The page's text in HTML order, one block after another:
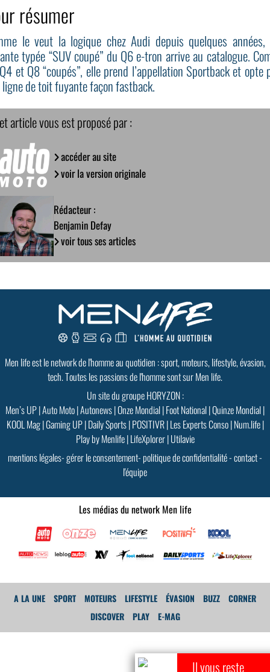
résumer
le veut la logique chez Audi depuis quelques années,
typée “SUV coupé” du Q6 e-tron arrive au catalogue.
et Q8 “coupés”, elle prend l’appellation Sportback et opte
de toit fuyante façon fastback.
article vous est proposé par :
accéder au site
voir la version originale
Rédacteur :
Benjamin Defay
voir tous ses articles
Il vous reste
Men life est le network de l'homme au quotidien : sport, moteurs, lifestyle, évasion,
tech. Toutes les passions de l'homme sont sur Men life.
Un site du groupe HORYZON :
Men’s UP|Auto Moto|Autonews|Onze Mondial|Foot National|Quinze Mondial|
KOOL Mag|Gaming UP|Daily Sports|POSITIVR|Les Experts Conso|Num.life|
Play by Menlife|LifeXplorer|Utilavie
mentions légales-gérer le consentement-politique de confidentialité-contact-
l'équipe
Les médias du network Men life
A LA UNE SPORT MOTEURS LIFESTYLE ÉVASION BUZZ
CORNER
DISCOVER
PLAY E-MAG